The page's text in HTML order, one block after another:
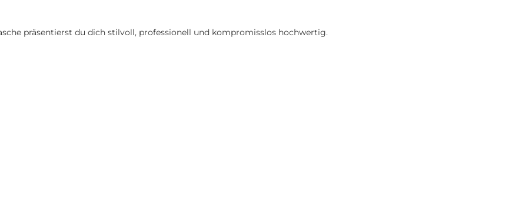
präsentierst du dich stilvoll, professionell und kompromisslos hochwertig.